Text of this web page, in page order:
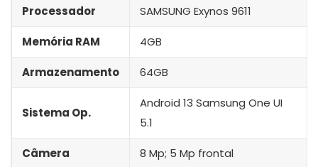
Processador SAMSUNG Exynos 9611
Memória RAM 4GB
Armazenamento 64GB
Sistema Op.
Android 13 Samsung One UI
5.1
Câmera 8 Mp; 5 Mp frontal